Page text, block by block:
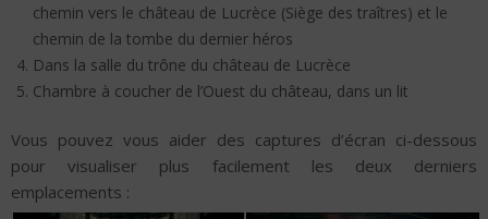
chemin vers le château de Lucrèce (Siège des traîtres) et le
chemin de la tombe du dernier héros
Dans la salle du trône du château de Lucrèce
Chambre à coucher de l’Ouest du château, dans un lit
Vous pouvez vous aider des captures d’écran ci-dessous
pour visualiser plus facilement les deux derniers
emplacements :